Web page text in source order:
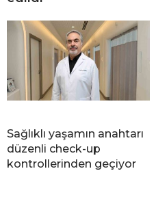
Sağlıklı yaşamın anahtarı
düzenli check-up
kontrollerinden geçiyor